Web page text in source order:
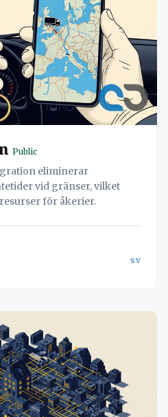
Public
eliminerar
vid gränser, vilket
för åkerier.
sv